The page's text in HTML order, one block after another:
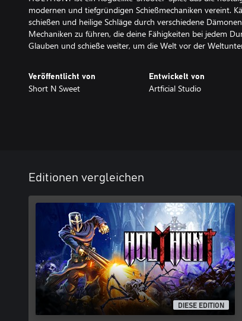
modernen und tiefgründigen Schießmechaniken vereint.
schießen und heilige Schläge durch verschiedene
Mechaniken zu führen, die deine Fähigkeiten bei jedem
Glauben und schieße weiter, um die Welt vor der
Veröffentlicht von
Short N Sweet
Entwickelt von
Artficial Studio
Editionen vergleichen
DIESE EDITION